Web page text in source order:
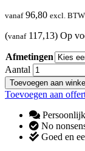
vanaf96,80 excl. BTW
(vanaf117,13) Op
Afmetingen
Aantal
Toevoegen aan
Toevoegen aan
No
Goed en